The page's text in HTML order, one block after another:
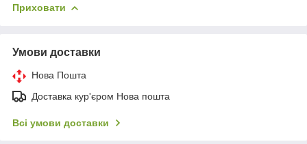
Приховати
Умови доставки
Нова Пошта
Доставка кур'єром Нова пошта
Всі умови доставки